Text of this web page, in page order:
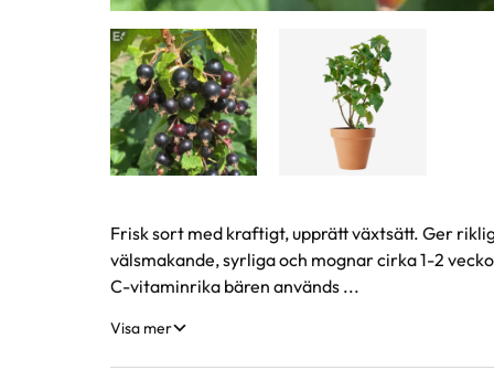
Produktinformation
Frisk sort med kraftigt, upprätt växtsätt. Ger
välsmakande, syrliga och mognar cirka 1-2
C-vitaminrika bären används ...
Visa mer